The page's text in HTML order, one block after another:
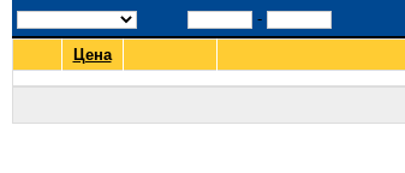
-
Цена